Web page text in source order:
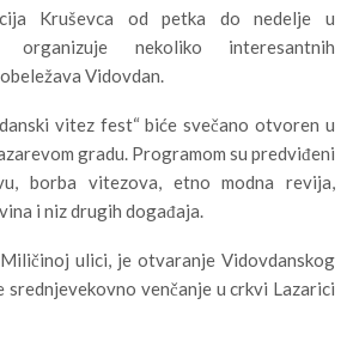
Kruševca od petka do nedelje u
organizuje nekoliko interesantnih
Vidovdan.
vitez fest“ biće svečano otvoren u
gradu. Programom su predviđeni
borba vitezova, etno modna revija,
i niz drugih događaja.
ulici, je otvaranje Vidovdanskog
srednjevekovno venčanje u crkvi Lazarici